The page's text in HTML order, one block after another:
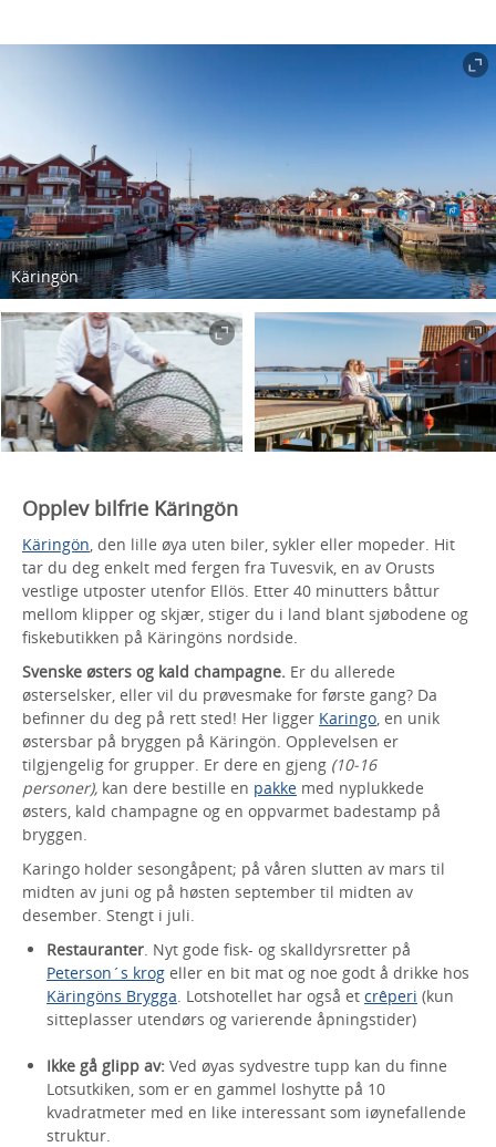
Käringön
Opplev bilfrie Käringön
Käringön, den lille øya uten biler, sykler eller mopeder. Hit
tar du deg enkelt med fergen fra Tuvesvik, en av Orusts
vestlige utposter utenfor Ellös. Etter 40 minutters båttur
mellom klipper og skjær, stiger du i land blant sjøbodene og
fiskebutikken på Käringöns nordside.
Svenske østers og kald champagne. Er du allerede
østerselsker, eller vil du prøvesmake for første gang? Da
befinner du deg på rett sted! Her ligger Karingo, en unik
østersbar på bryggen på Käringön. Opplevelsen er
tilgjengelig for grupper. Er dere en gjeng (10-16
personer), kan dere bestille en pakke med nyplukkede
østers, kald champagne og en oppvarmet badestamp på
bryggen.
Karingo holder sesongåpent; på våren slutten av mars til
midten av juni og på høsten september til midten av
desember. Stengt i juli.
Restauranter. Nyt gode fisk- og skalldyrsretter på
Peterson´s krog eller en bit mat og noe godt å drikke hos
Käringöns Brygga. Lotshotellet har også et crêperi (kun
sitteplasser utendørs og varierende åpningstider)
Ikke gå glipp av: Ved øyas sydvestre tupp kan du finne
Lotsutkiken, som er en gammel loshytte på 10
kvadratmeter med en like interessant som iøynefallende
struktur.